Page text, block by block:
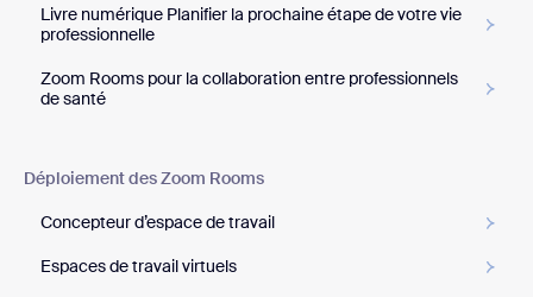
Livre numérique Planifier la prochaine étape de votre vie
professionnelle
Zoom Rooms pour la collaboration entre professionnels
de santé
Déploiement des Zoom Rooms
Concepteur d’espace de travail
Espaces de travail virtuels